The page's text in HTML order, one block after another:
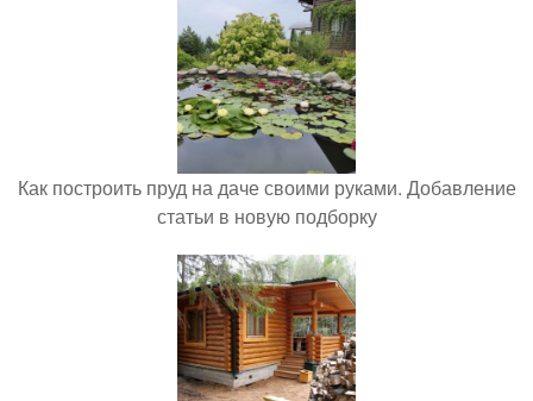
Как построить пруд на даче своими руками. Добавление
статьи в новую подборку